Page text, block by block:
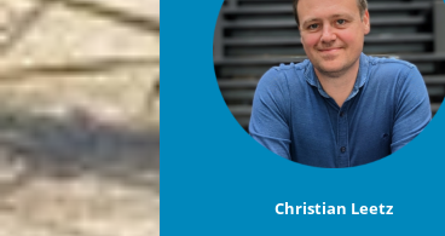
Christian Leetz